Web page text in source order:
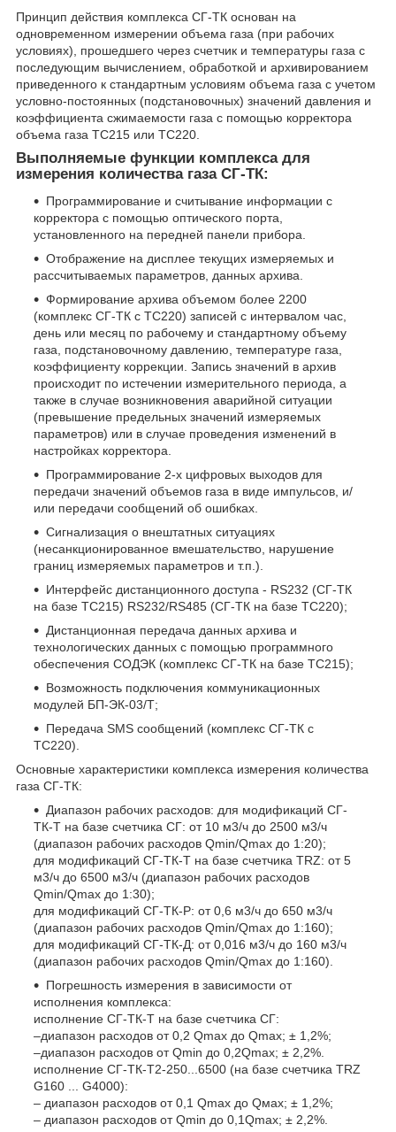
Принцип действия комплекса СГ-ТК основан на
одновременном измерении объема газа (при рабочих
условиях), прошедшего через счетчик и температуры газа с
последующим вычислением, обработкой и архивированием
приведенного к стандартным условиям объема газа с учетом
условно-постоянных (подстановочных) значений давления и
коэффициента сжимаемости газа с помощью корректора
объема газа ТС215 или ТС220.
Выполняемые функции комплекса для
измерения количества газа СГ-ТК:
Программирование и считывание информации с
корректора с помощью оптического порта,
установленного на передней панели прибора.
Отображение на дисплее текущих измеряемых и
рассчитываемых параметров, данных архива.
Формирование архива объемом более 2200
(комплекс СГ-ТК с ТС220) записей с интервалом час,
день или месяц по рабочему и стандартному объему
газа, подстановочному давлению, температуре газа,
коэффициенту коррекции. Запись значений в архив
происходит по истечении измерительного периода, а
также в случае возникновения аварийной ситуации
(превышение предельных значений измеряемых
параметров) или в случае проведения изменений в
настройках корректора.
Программирование 2-х цифровых выходов для
передачи значений объемов газа в виде импульсов, и/
или передачи сообщений об ошибках.
Сигнализация о внештатных ситуациях
(несанкционированное вмешательство, нарушение
границ измеряемых параметров и т.п.).
Интерфейс дистанционного доступа - RS232 (СГ-ТК
на базе ТС215) RS232/RS485 (СГ-ТК на базе ТС220);
Дистанционная передача данных архива и
технологических данных с помощью программного
обеспечения СОДЭК (комплекс СГ-ТК на базе ТС215);
Возможность подключения коммуникационных
модулей БП-ЭК-03/Т;
Передача SMS сообщений (комплекс СГ-ТК с
ТС220).
Основные характеристики комплекса измерения количества
газа СГ-ТК:
Диапазон рабочих расходов: для модификаций СГ-
ТК-Т на базе счетчика СГ: от 10 м3/ч до 2500 м3/ч
(диапазон рабочих расходов Qmin/Qmax до 1:20);
для модификаций СГ-ТК-Т на базе счетчика TRZ: от 5
м3/ч до 6500 м3/ч (диапазон рабочих расходов
Qmin/Qmax до 1:30);
для модификаций СГ-ТК-Р: от 0,6 м3/ч до 650 м3/ч
(диапазон рабочих расходов Qmin/Qmax до 1:160);
для модификаций СГ-ТК-Д: от 0,016 м3/ч до 160 м3/ч
(диапазон рабочих расходов Qmin/Qmax до 1:160).
Погрешность измерения в зависимости от
исполнения комплекса:
исполнение СГ-ТК-Т на базе счетчика СГ:
–диапазон расходов от 0,2 Qmax до Qmax; ± 1,2%;
–диапазон расходов от Qmin до 0,2Qmax; ± 2,2%.
исполнение СГ-ТК-Т2-250...6500 (на базе счетчика TRZ
G160 ... G4000):
– диапазон расходов от 0,1 Qmax до Qмах; ± 1,2%;
– диапазон расходов от Qmin до 0,1Qmax; ± 2,2%.